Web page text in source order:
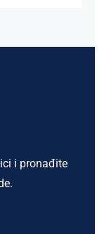
i pronađite